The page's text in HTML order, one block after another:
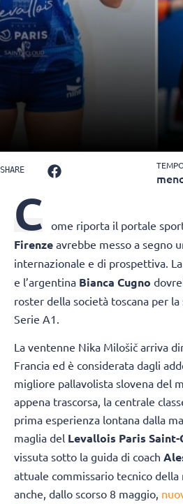
SHARE
C ome riporta il portale
Firenze avrebbe messo a segno
internazionale e di prospettiva.
e l’argentina Bianca Cugno
roster della società toscana per
Serie A1.
La ventenne Nika Milošič arriva
Francia ed è considerata dagli
migliore pallavolista slovena del
appena trascorsa, la centrale
prima esperienza lontana dalla
maglia del Levallois Paris Saint-
vissuta sotto la guida di coach
attuale commissario tecnico della
anche, dallo scorso 8 maggio,